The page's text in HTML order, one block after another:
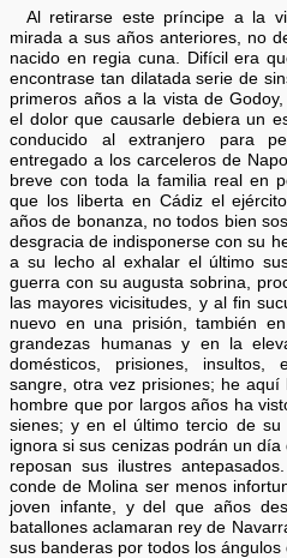
Al retirarse este príncipe a la
mirada a sus años anteriores, no
nacido en regia cuna. Difícil era
encontrase tan dilatada serie de
primeros años a la vista de
el dolor que causarle debiera un
conducido al extranjero para
entregado a los carceleros de
breve con toda la familia real en
que los liberta en Cádiz el
años de bonanza, no todos bien
desgracia de indisponerse con su
a su lecho al exhalar el último
guerra con su augusta sobrina,
las mayores vicisitudes, y al fin
nuevo en una prisión, también
grandezas humanas y en la
domésticos, prisiones, insultos,
sangre, otra vez prisiones; he
hombre que por largos años ha
sienes; y en el último tercio de su
ignora si sus cenizas podrán un
reposan sus ilustres
conde de Molina ser menos
joven infante, y del que años
batallones aclamaran rey de
sus banderas por todos los ángulos